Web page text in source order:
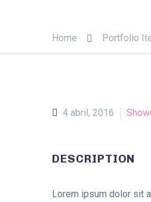
Home Portfolio
4 abril, 2016
DESCRIPTION
Lorem ipsum dolor sit